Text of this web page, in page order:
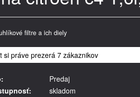
filtre a ich diely
si práve prezerá 7 zákaznikov
Predaj
skladom